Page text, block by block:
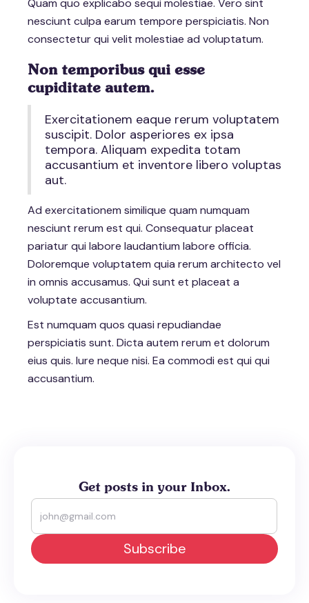
Quam quo explicabo sequi molestiae. Vero sint
nesciunt culpa earum tempore perspiciatis. Non
consectetur qui velit molestiae ad voluptatum.
Non temporibus qui esse
cupiditate autem.
Exercitationem eaque rerum voluptatem
suscipit. Dolor asperiores ex ipsa
tempora. Aliquam expedita totam
accusantium et inventore libero voluptas
aut.
Ad exercitationem similique quam numquam
nesciunt rerum est qui. Consequatur placeat
pariatur qui labore laudantium labore officia.
Doloremque voluptatem quia rerum architecto vel
in omnis accusamus. Qui sunt et placeat a
voluptate accusantium.
Est numquam quos quasi repudiandae
perspiciatis sunt. Dicta autem rerum et dolorum
eius quis. Iure neque nisi. Ea commodi est qui qui
accusantium.
Get posts in your Inbox.